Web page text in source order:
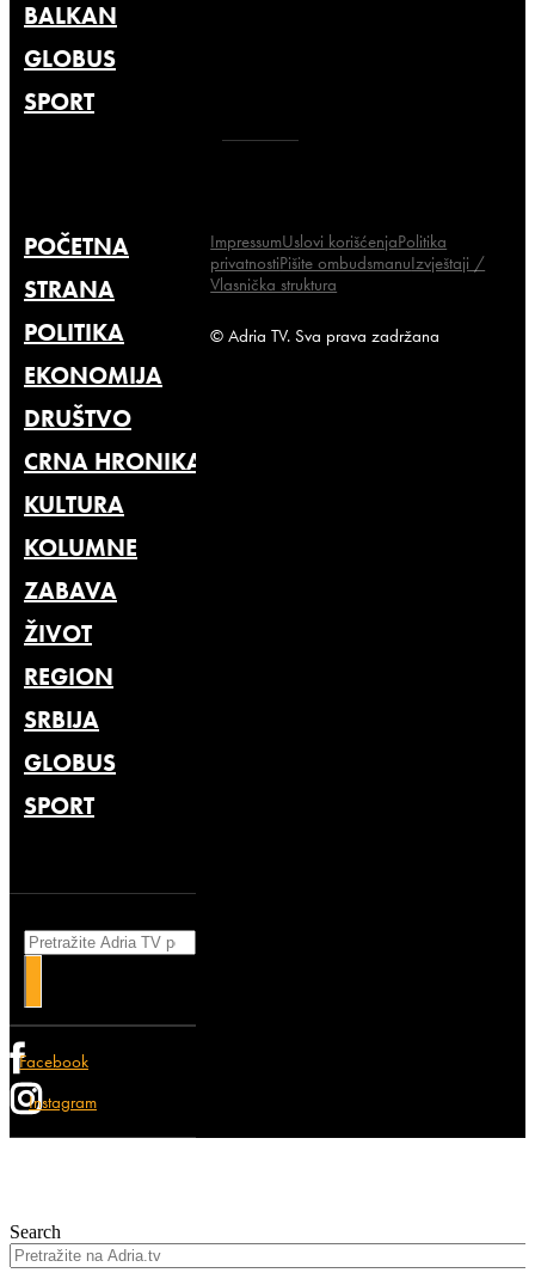
BALKAN
GLOBUS
SPORT
POČETNA
STRANA
POLITIKA
EKONOMIJA
DRUŠTVO
CRNA HRONIKA
KULTURA
KOLUMNE
ZABAVA
ŽIVOT
REGION
SRBIJA
GLOBUS
SPORT
Facebook
Instagram
ImpressumUslovi korišćenjaPolitika
privatnostiPišite ombudsmanuIzvještaji /
Vlasnička struktura
© Adria TV. Sva prava zadržana
Search